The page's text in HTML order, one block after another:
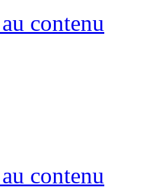
contenu
contenu